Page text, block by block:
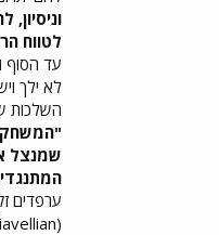
לטווח
עד הסוף
לא ילך
השלכות
"המשחק
שמנצל
ערפדים
(Machiavellian) ביותר.